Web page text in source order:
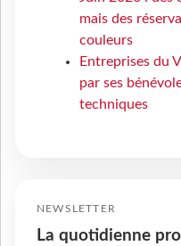
mais des
couleurs
Entreprises du
par ses
techniques
NEWSLETTER
La quotidienne pro